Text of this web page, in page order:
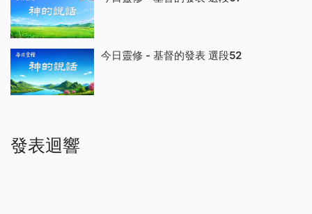
今日靈修 - 基督的發表 選段52
發表迴響